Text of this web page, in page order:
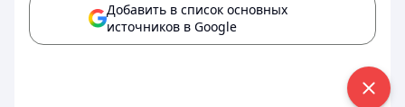
Добавить в список основных
источников в Google